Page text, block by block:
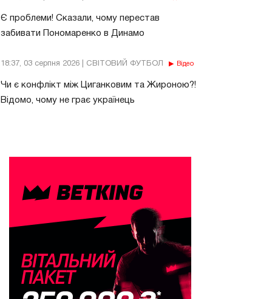
Є проблеми! Сказали, чому перестав
забивати Пономаренко в Динамо
18:37, 03 серпня 2026 | СВІТОВИЙ ФУТБОЛ Відео
Чи є конфлікт між Циганковим та Жироною?!
Відомо, чому не грає українець